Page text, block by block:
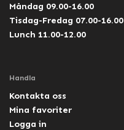
Måndag 09.00-16.00
Tisdag-Fredag 07.00-16.00
Lunch 11.00-12.00
Handla
Kontakta oss
Mina favoriter
Logga in